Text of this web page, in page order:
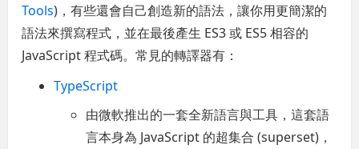
Tools)，有些還會自己創造新的語法，讓你用更簡潔的
語法來撰寫程式，並在最後產生 ES3 或 ES5 相容的
JavaScript 程式碼。常見的轉譯器有：
TypeScript
由微軟推出的一套全新語言與工具，這套語
言本身為 JavaScript 的超集合 (superset)，